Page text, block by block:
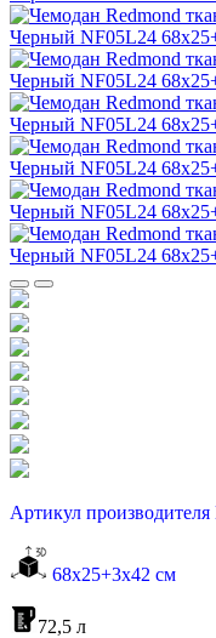
Артикул
68х25+3х42 см
72,5 л